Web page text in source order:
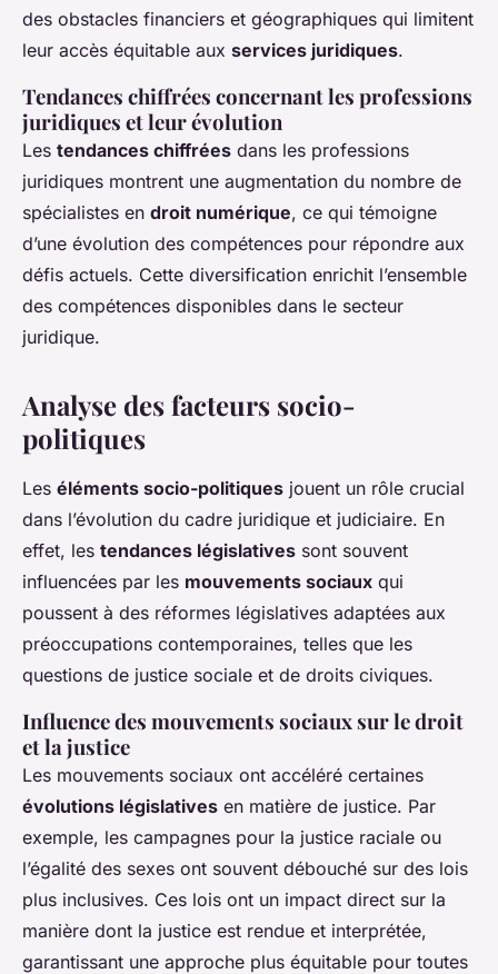
des obstacles financiers et géographiques qui limitent
leur accès équitable aux services juridiques.
Tendances chiffrées concernant les professions
juridiques et leur évolution
Les tendances chiffrées dans les professions
juridiques montrent une augmentation du nombre de
spécialistes en droit numérique, ce qui témoigne
d’une évolution des compétences pour répondre aux
défis actuels. Cette diversification enrichit l’ensemble
des compétences disponibles dans le secteur
juridique.
Analyse des facteurs socio-
politiques
Les éléments socio-politiques jouent un rôle crucial
dans l’évolution du cadre juridique et judiciaire. En
effet, les tendances législatives sont souvent
influencées par les mouvements sociaux qui
poussent à des réformes législatives adaptées aux
préoccupations contemporaines, telles que les
questions de justice sociale et de droits civiques.
Influence des mouvements sociaux sur le droit
et la justice
Les mouvements sociaux ont accéléré certaines
évolutions législatives en matière de justice. Par
exemple, les campagnes pour la justice raciale ou
l’égalité des sexes ont souvent débouché sur des lois
plus inclusives. Ces lois ont un impact direct sur la
manière dont la justice est rendue et interprétée,
garantissant une approche plus équitable pour toutes